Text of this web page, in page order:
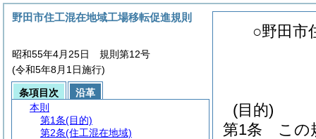
○野田市
(目的)
第1条
この
野田市住工混在地域工場移転促進規則
昭和55年4月25日 規則第12号
(令和5年8月1日施行)
条項目次
沿革
本則
第1条(目的)
第2条(住工混在地域)